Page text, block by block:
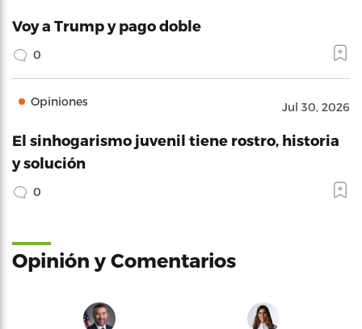
Voy a Trump y pago doble
0
Opiniones Jul 30, 2026
El sinhogarismo juvenil tiene rostro, historia
y solución
0
Opinión y Comentarios